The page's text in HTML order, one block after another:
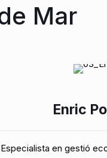
Mar
Enric
Especialista en gestió